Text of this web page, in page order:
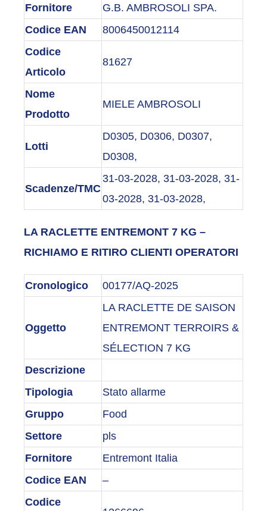
Fornitore
G.B. AMBROSOLI SPA.
Codice EAN
8006450012114
Codice
Articolo
81627
Nome
Prodotto
MIELE AMBROSOLI
Lotti
D0305, D0306, D0307,
D0308,
Scadenze/TMC
31-03-2028, 31-03-2028, 31-
03-2028, 31-03-2028,
LA RACLETTE ENTREMONT 7 KG –
RICHIAMO E RITIRO CLIENTI OPERATORI
Cronologico 00177/AQ-2025
Oggetto
LA RACLETTE DE SAISON
ENTREMONT TERROIRS &
SÉLECTION 7 KG
Descrizione
Tipologia
Stato allarme
Gruppo
Food
Settore
pls
Fornitore
Entremont Italia
Codice EAN
–
Codice